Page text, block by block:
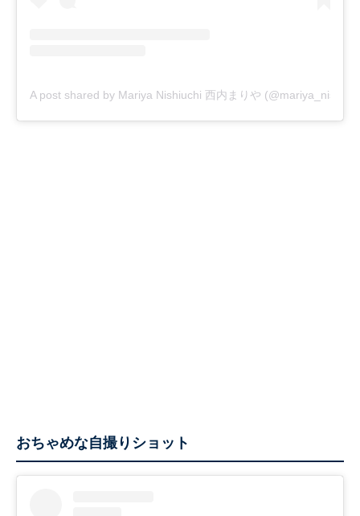
A post shared by Mariya Nishiuchi 西内まりや
おちゃめな自撮りショット